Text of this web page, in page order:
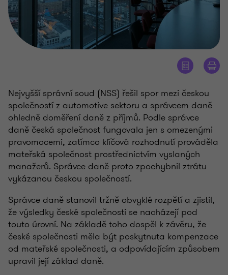
Nejvyšší správní soud (NSS) řešil spor mezi českou
společností z automotive sektoru a správcem daně
ohledně doměření daně z příjmů. Podle správce
daně česká společnost fungovala jen s omezenými
pravomocemi, zatímco klíčová rozhodnutí prováděla
mateřská společnost prostřednictvím vyslaných
manažerů. Správce daně proto zpochybnil ztrátu
vykázanou českou společností.
Správce daně stanovil tržně obvyklé rozpětí a zjistil,
že výsledky české společnosti se nacházejí pod
touto úrovní. Na základě toho dospěl k závěru, že
české společnosti měla být poskytnuta kompenzace
od mateřské společnosti, a odpovídajícím způsobem
upravil její základ daně.